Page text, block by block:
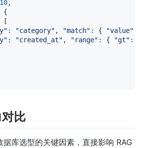
10,
{
[
: "category" , "match" : { "value"
: "created_at" , "range" : { "gt" :
比
库选型的关键因素，直接影响 RAG